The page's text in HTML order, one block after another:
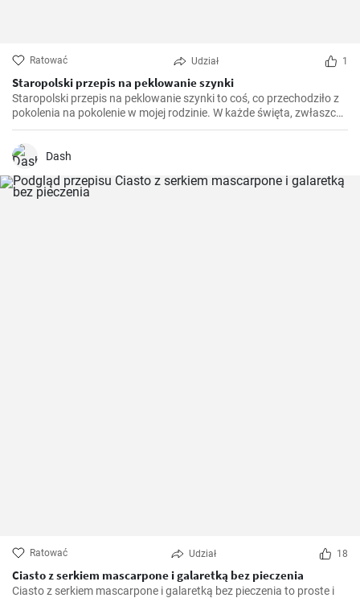
Ratować Udział 1
Staropolski przepis na peklowanie szynki
Staropolski przepis na peklowanie szynki to coś, co przechodziło z
pokolenia na pokolenie w mojej rodzinie. W każde święta, zwłaszcza
Wielkanocne, stawialiśmy na stole własnoręcznie przygotowaną
szynkę.
Dash
Ratować Udział 18
Ciasto z serkiem mascarpone i galaretką bez pieczenia
Ciasto z serkiem mascarpone i galaretką bez pieczenia to proste i